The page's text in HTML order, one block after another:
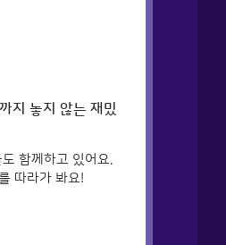
지 놓지 않는 재밌
함께하고 있어요.
따라가 봐요!